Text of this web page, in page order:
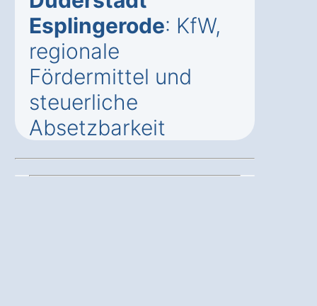
Esplingerode: KfW,
regionale
Fördermittel und
steuerliche
Absetzbarkeit